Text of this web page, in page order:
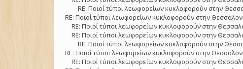
RE: Ποιοί τύποι λεωφορείων κυκλοφορούν στην
RE: Ποιοί τύποι λεωφορείων κυκλοφορούν στην
RE: Ποιοί τύποι λεωφορείων κυκλοφορούν στην
RE: Ποιοί τύποι λεωφορείων κυκλοφορούν στην
RE: Ποιοί τύποι λεωφορείων κυκλοφορούν στην
RE: Ποιοί τύποι λεωφορείων κυκλοφορούν στην
RE: Ποιοί τύποι λεωφορείων κυκλοφορούν στην